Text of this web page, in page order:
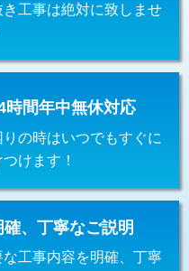
22,000円+材料費
13,200円+材料費
キ
16,500円+材料費
22,000円+材料費
11,000円+材料費
13,200円
き工事は絶対に致しませ
時間年中無休対応
りの時はいつでもすぐに
けます！
確、丁寧なご説明
な工事内容を明確、丁寧